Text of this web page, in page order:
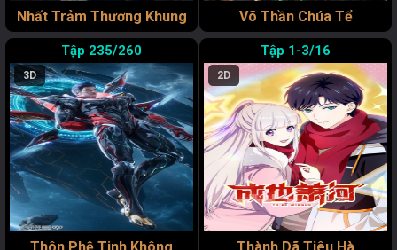
Nhất Trảm Thương Khung Võ Thần Chúa Tể
235/260
3D
1-3/16
2D